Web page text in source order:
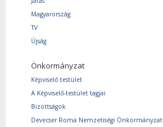
Magyarország
TV
Újság
Önkormányzat
Képviselő testület
A Képviselő-testület tagjai
Bizottságok
Devecser Roma Nemzetiségi Önkormányzat